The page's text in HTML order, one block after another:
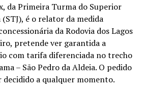
da Primeira Turma do Superior
é o relator da medida
da Rodovia dos Lagos
pretende ver garantida a
com tarifa diferenciada no trecho
– São Pedro da Aldeia. O pedido
decidido a qualquer momento.